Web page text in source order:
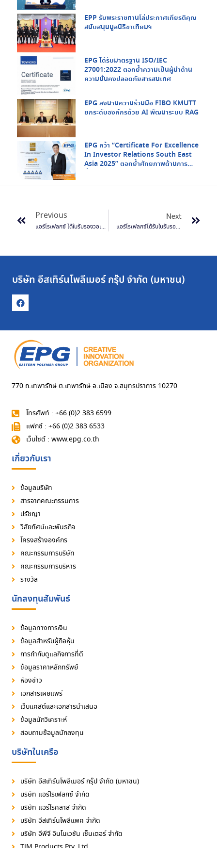
และ สสส.
EPP รับพระราชทานโล่ประกาศเกียรติคุณ
สนับสนุนมูลนิธิขาเทียมฯ
EPG ได้รับมาตรฐาน ISO/IEC
27001:2022 ตอกย้ำความเป็นผู้นำด้าน
ความมั่นคงปลอดภัยสารสนเทศ
EPG ลงนามความร่วมมือ FIBO KMUTT
ยกระดับองค์กรด้วย AI พัฒนาระบบ RAG
EPG คว้า “Certificate For Excellence
In Investor Relations South East
Asia 2025” ตอกย้ำศักยภาพด้านการ
Previous
แอร์โรเฟลกซ์ ได้ใบรับรองวอเตอร์ฟุตพริ้นท์ของผลิตภัณฑ์
Next
แอร์โรเฟลกซ์ได้รับใบรับรองคาร์บอนฟุตพริ้นท์ของผลิตภัณฑ์และองค์กร
บริษัท อีสเทิร์นโพลีเมอร์ กรุ๊ป จำกัด (มหาชน)
770 ถ.เทพารักษ์ ต.เทพารักษ์ อ.เมือง จ.สมุทรปราการ 10270
โทรศัพท์ : +66 (0)2 383 6599
แฟกซ์ : +66 (0)2 383 6533
เว็บไซต์ : www.epg.co.th
เกี่ยวกับเรา
ข้อมูลบริษัท
สารจากคณะกรรมการ
ปรัชญา
วิสัยทัศน์และพันธกิจ
โครงสร้างองค์กร
คณะกรรมการบริษัท
คณะกรรมการบริหาร
รางวัล
นักลงทุนสัมพันธ์
ข้อมูลทางการเงิน
ข้อมูลสำหรับผู้ถือหุ้น
การกำกับดูแลกิจการที่ดี
ข้อมูลราคาหลักทรัพย์
ห้องข่าว
เอกสารเผยแพร่
เว็บแคสต์และเอกสารนำเสนอ
ข้อมูลนักวิเคราะห์
สอบถามข้อมูลนักลงทุน
บริษัทในเครือ
บริษัท อีสเทิร์นโพลีเมอร์ กรุ๊ป จำกัด (มหาชน)
บริษัท แอร์โรเฟลกซ์ จำกัด
บริษัท แอร์โรคลาส จำกัด
บริษัท อีสเทิร์นโพลีแพค จำกัด
บริษัท อีพีจี อินโนเวชัน เซ็นเตอร์ จำกัด